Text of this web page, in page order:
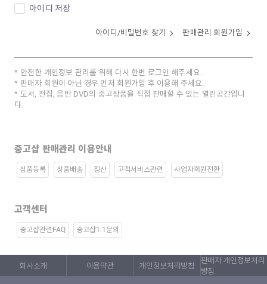
아이디 저장
아이디/비밀번호 찾기 판매관리 회원가입
안전한 개인정보 관리를 위해 다시 한번 로그인 해주세요.
판매자 회원이 아닌 경우 먼저 회원가입 후 이용해 주세요.
도서, 전집, 음반 DVD의 중고상품을 직접 판매할 수 있는 열린공간입니
다.
중고샵 판매관리 이용안내
상품등록 상품배송 정산 고객서비스관련 사업자회원전환
고객센터
중고샵관련FAQ 중고샵1:1문의
회사소개 이용약관 개인정보처리방침
판매자 개인정보처리
방침